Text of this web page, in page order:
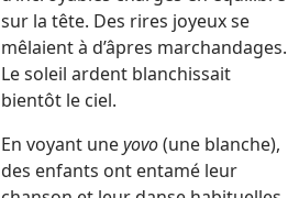
sur la tête. Des rires joyeux se
mêlaient à d’âpres marchandages.
Le soleil ardent blanchissait
bientôt le ciel.
En voyant uneyovo(une blanche),
des enfants ont entamé leur